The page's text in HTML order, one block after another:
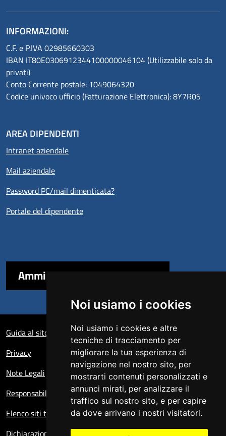
Noi usiamo i cookies
Noi usiamo i cookies e altre
tecniche di tracciamento per
migliorare la tua esperienza di
navigazione nel nostro sito, per
mostrarti contenuti personalizzati e
annunci mirati, per analizzare il
traffico sul nostro sito, e per capire
da dove arrivano i nostri visitatori.
INFORMAZIONI:
C.F. e P.IVA 02985660303
IBAN IT80E0306912344100000046104 (Utilizzabile solo da
privati)
Conto Corrente postale: 1049064320
Codice univoco ufficio (Fatturazione Elettronica): 8Y7R0S
AREA DIPENDENTI
Intranet aziendale
Mail aziendale
Password PC/mail dimenticata?
Portale del dipendente
Amministrazione trasparente
Guida al sito
Privacy
Note Legali
Responsabile del sito
Elenco siti tematici
Dichiarazione di accessibilità